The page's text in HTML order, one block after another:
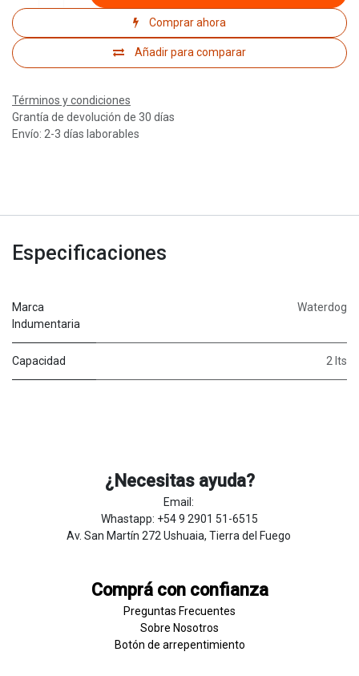
Comprar ahora
Añadir para comparar
Términos y condiciones
Grantía de devolución de 30 días
Envío: 2-3 días laborables
Especificaciones
Marca
Indumentaria
Waterdog
Capacidad 2 lts
¿Necesitas ayuda?
Email:
Whastapp: +54 9 2901 51-6515
Av. San Martín 272 Ushuaia, Tierra del Fuego
Comprá con confianza
Preguntas Frecuentes
Sobre Nosotros
Botón de ​arrepentim​​​iento